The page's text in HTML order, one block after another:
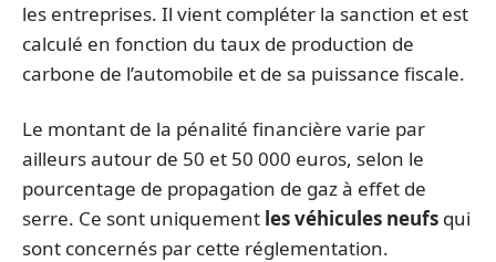
les entreprises. Il vient compléter la sanction et est
calculé en fonction du taux de production de
carbone de l’automobile et de sa puissance fiscale.
Le montant de la pénalité financière varie par
ailleurs autour de 50 et 50 000 euros, selon le
pourcentage de propagation de gaz à effet de
serre. Ce sont uniquement les véhicules neufs qui
sont concernés par cette réglementation.